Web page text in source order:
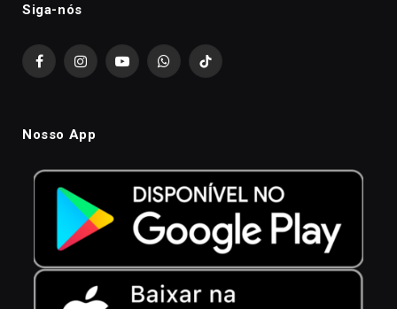
Siga-nós
FacebookInstagramYouTubeWhatsAppTikTok
Nosso App